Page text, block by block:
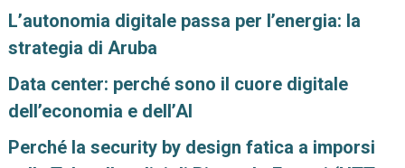
L’autonomia digitale passa per l’energia: la
strategia di Aruba
Data center: perché sono il cuore digitale
dell’economia e dell’AI
Perché la security by design fatica a imporsi